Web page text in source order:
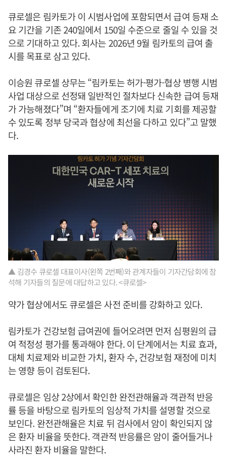
큐로셀은 림카토가 이 시범사업에 포함되면서 급여 등재 소
요 기간을 기존 240일에서 150일 수준으로 줄일 수 있을 것
으로 기대하고 있다. 회사는 2026년 9월 림카토의 급여 출
시를 목표로 삼고 있다.
이승원 큐로셀 상무는 “림카토는 허가-평가-협상 병행 시범
사업 대상으로 선정돼 일반적인 절차보다 신속한 급여 등재
가 가능해졌다”며 “환자들에게 조기에 치료 기회를 제공할
수 있도록 정부 당국과 협상에 최선을 다하고 있다”고 말했
다.
▲ 김경수 큐로셀 대표이사(왼쪽 2번째)와 관계자들이 기자간담회에 참
석해 기자들의 질문에 대답하고 있다. <큐로셀>
약가 협상에서도 큐로셀은 사전 준비를 강화하고 있다.
림카토가 건강보험 급여권에 들어오려면 먼저 심평원의 급
여 적정성 평가를 통과해야 한다. 이 단계에서는 치료 효과,
대체 치료제와 비교한 가치, 환자 수, 건강보험 재정에 미치
는 영향 등이 검토된다.
큐로셀은 임상 2상에서 확인한 완전관해율과 객관적 반응
률 등을 바탕으로 림카토의 임상적 가치를 설명할 것으로
보인다. 완전관해율은 치료 뒤 검사에서 암이 확인되지 않
은 환자 비율을 뜻한다. 객관적 반응률은 암이 줄어들거나
사라진 환자 비율을 말한다.